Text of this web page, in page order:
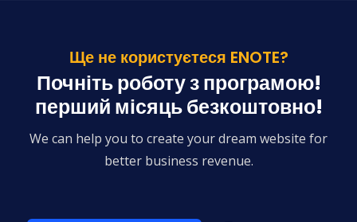
Ще не користуєтеся ENOTE?
Почніть роботу з програмою!
перший місяць безкоштовно!
We can help you to create your dream website for
better business revenue.